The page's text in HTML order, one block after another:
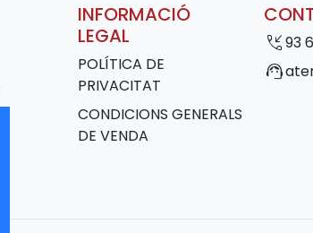
INFORMACIÓ
LEGAL
POLÍTICA DE
PRIVACITAT
CONDICIONS GENERALS
DE VENDA
phone_callback93
support_agent